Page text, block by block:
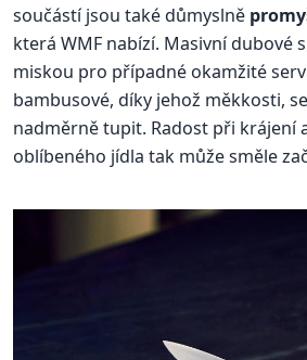
součástí jsou také důmyslně
která WMF nabízí. Masivní dubové
miskou pro případné okamžité
bambusové, díky jehož měkkosti,
nadměrně tupit. Radost při krájení
oblíbeného jídla tak může směle